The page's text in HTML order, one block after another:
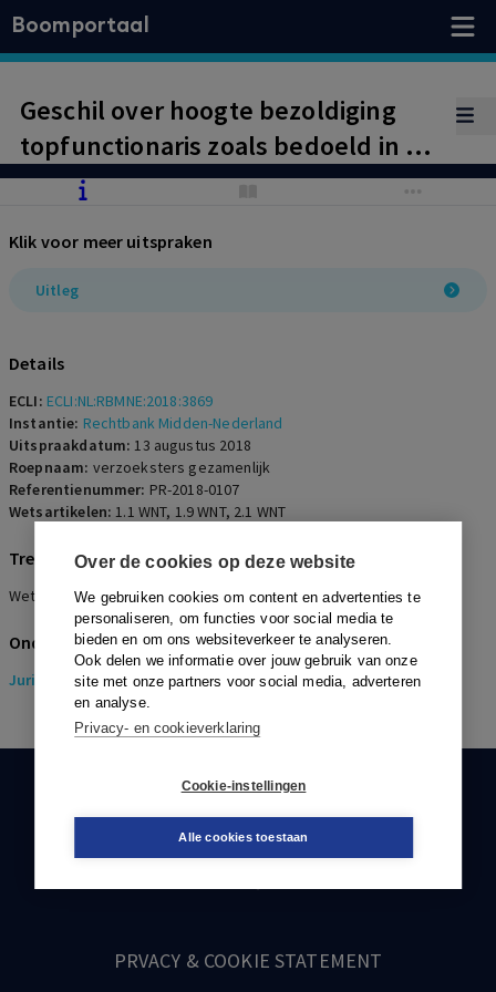
Over de cookies op deze website
We gebruiken cookies om content en advertenties te
personaliseren, om functies voor social media te
bieden en om ons websiteverkeer te analyseren.
Ook delen we informatie over jouw gebruik van onze
site met onze partners voor social media, adverteren
en analyse.
Privacy- en cookieverklaring
Cookie-instellingen
Alle cookies toestaan
Boomportaal
Geschil over hoogte bezoldiging
topfunctionaris zoals bedoeld in de
Wet Normering Topinkomens.
overgangspremie VPL niet tot de
bezoldiging van een topfunctionaris
Klik voor meer uitspraken
Uitleg
Details
ECLI: ECLI:NL:RBMNE:2018:3869
Instantie: Rechtbank Midden-Nederland
Uitspraakdatum:13 augustus 2018
Roepnaam: verzoeksters gezamenlijk
Referentienummer: PR-2018-0107
Wetsartikelen:1.1 WNT, 1.9 WNT, 2.1 WNT
Trefwoorden
Wet normering topinkomens, bezoldiging, overgangspremie VPL
Onderwerpen
Juridisch> Pensioenrecht
KLANTENSERVICE
088-0301000
PRVACY & COOKIE STATEMENT